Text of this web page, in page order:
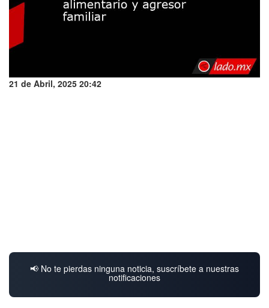
21 de Abril, 2025 20:42
📢 No te pierdas ninguna noticia, suscríbete a nuestras
notificaciones